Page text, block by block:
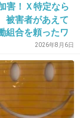
-9
る居酒屋に友人
害！Ｘ特定なら
害者があえて
組合を頼ったワ
2026年8月6日